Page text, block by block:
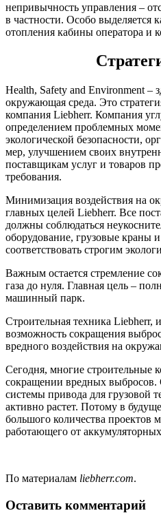
непривычность управления –
в частности. Особо выделяется
отопления кабины оператора и
Health, Safety and Environment –
окружающая среда. Это
компания Liebherr. Компания
определением проблемных
экологической безопасности,
мер, улучшением своих
поставщикам услуг и товаров
требования.
Минимизация воздействия на
главных целей Liebherr. Все
должны соблюдаться
оборудование, грузовые краны
соответствовать строгим
Важным остается стремление
газа до нуля. Главная цель –
машинный парк.
Строительная техника Liebherr,
возможность сокращения
вредного воздействия на
Сегодня, многие строительные
сокращении вредных выбросов.
системы привода для грузовой
активно растет. Потому в
большого количества проектов
работающего от
По материалам liebherr.com.
Оставить комментарий